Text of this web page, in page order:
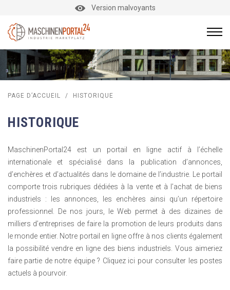
Version malvoyants
PAGE D’ACCUEIL / HISTORIQUE
HISTORIQUE
MaschinenPortal24 est un portail en ligne actif à l’échelle
internationale et spécialisé dans la publication d’annonces,
d’enchères et d’actualités dans le domaine de l’industrie. Le portail
comporte trois rubriques dédiées à la vente et à l’achat de biens
industriels : les annonces, les enchères ainsi qu’un répertoire
professionnel. De nos jours, le Web permet à des dizaines de
milliers d’entreprises de faire la promotion de leurs produits dans
le monde entier. Notre portail en ligne offre à nos clients également
la possibilité vendre en ligne des biens industriels. Vous aimeriez
faire partie de notre équipe ? Cliquez ici pour consulter les postes
actuels à pourvoir.